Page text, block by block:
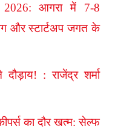
2026: आगरा में 7-8
और स्टार्टअप जगत के
: राजेंद्र शर्मा
का दौर खत्म: सेल्फ